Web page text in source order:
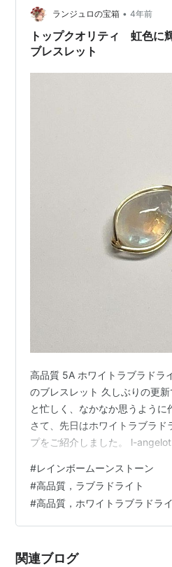
ランジュロの宝箱 • 4年前
トップクオリティ 虹色に
ブレスレット
高品質 5A ホワイトラブラドラ
のブレスレット 久しぶりの更
と忙しく、なかなか思うように
さて、先日はホワイトラブラド
プをご紹介しました。 l-
イプのラブラドライト。 どちら
「最高ランク」と言っても過言
す。 私の撮影技術がかなり未熟
ん。 画像には写りませんでし
#レインボームーンストーン
#高品質，ラブラドライト
#高品質，ホワイトラブラドラ
関連ブログ